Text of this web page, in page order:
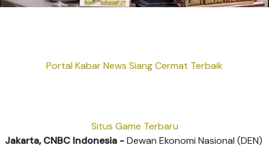
Portal Kabar News Siang Cermat Terbaik
Situs Game Terbaru
Jakarta, CNBC Indonesia -Dewan Ekonomi Nasional (DEN)